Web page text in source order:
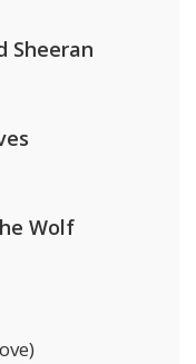
Sheeran
Wolf